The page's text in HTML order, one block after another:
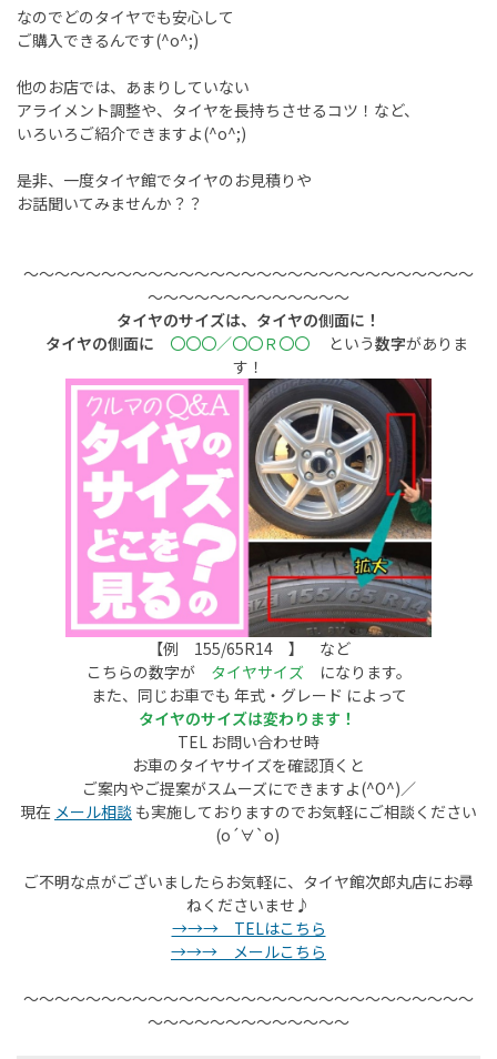
なのでどのタイヤでも安心して
ご購入できるんです(^o^;)
他のお店では、あまりしていない
アライメント調整や、タイヤを長持ちさせるコツ！など、
いろいろご紹介できますよ(^o^;)
是非、一度タイヤ館でタイヤのお見積りや
お話聞いてみませんか？？
～～～～～～～～～～～～～～～～～～～～～～～～～～～～～
～～～～～～～～～～～～～
タイヤのサイズは、タイヤの側面に！
タイヤの側面に 〇〇〇／〇〇Ｒ〇〇 という数字がありま
す！
【例 155/65R14 】 など
こちらの数字が タイヤサイズ
になります。
また、同じお車でも 年式・グレード によって
タイヤのサイズは変わります！
TEL お問い合わせ時
お車のタイヤサイズを確認頂くと
ご案内やご提案がスムーズにできますよ(^O^)／
現在 メール相談 も実施しておりますのでお気軽にご相談ください
(о´∀`о)
ご不明な点がございましたらお気軽に、タイヤ館次郎丸店にお尋
ねくださいませ♪
→→→ TELはこちら
→→→ メールこちら
～～～～～～～～～～～～～～～～～～～～～～～～～～～～～
～～～～～～～～～～～～～